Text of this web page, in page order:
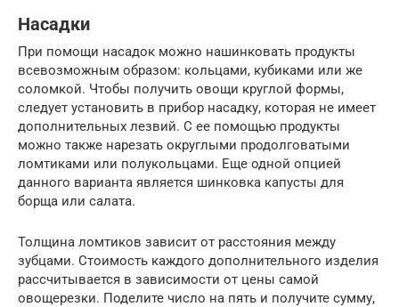
Насадки
При помощи насадок можно нашинковать продукты
всевозможным образом: кольцами, кубиками или же
соломкой. Чтобы получить овощи круглой формы,
следует установить в прибор насадку, которая не имеет
дополнительных лезвий. С ее помощью продукты
можно также нарезать округлыми продолговатыми
ломтиками или полукольцами. Еще одной опцией
данного варианта является шинковка капусты для
борща или салата.
Толщина ломтиков зависит от расстояния между
зубцами. Стоимость каждого дополнительного изделия
рассчитывается в зависимости от цены самой
овощерезки. Поделите число на пять и получите сумму,